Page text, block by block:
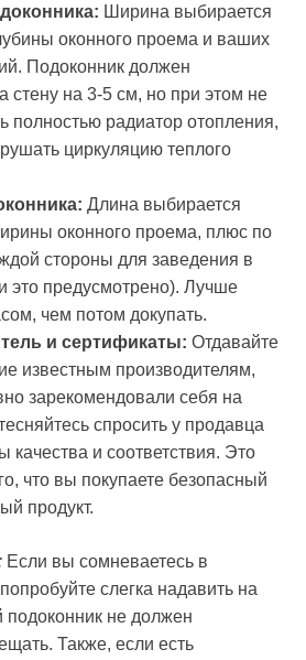
Ширина выбирается
оконного проема и ваших
Подоконник должен
стену на 3-5 см, но при этом не
полностью радиатор отопления,
циркуляцию теплого
Длина выбирается
оконного проема, плюс по
стороны для заведения в
это предусмотрено). Лучше
чем потом докупать.
и сертификаты: Отдавайте
известным производителям,
зарекомендовали себя на
спросить у продавца
качества и соответствия. Это
что вы покупаете безопасный
продукт.
Если вы сомневаетесь в
слегка надавить на
подоконник не должен
Также, если есть